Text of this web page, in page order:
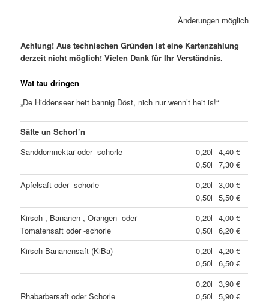
Änderungen möglich
Achtung! Aus technischen Gründen ist eine Kartenzahlung
derzeit nicht möglich! Vielen Dank für Ihr Verständnis.
Wat tau dringen
„De Hiddenseer hett bannig Döst, nich nur wenn’t heit is!“
Säfte un Schorl’n
Sanddornnektar oder -schorle
0,20l
0,50l
4,40 €
7,30 €
Apfelsaft oder -schorle
0,20l
0,50l
3,00 €
5,50 €
Kirsch-, Bananen-, Orangen- oder
Tomatensaft oder -schorle
0,20l
0,50l
4,00 €
6,20 €
Kirsch-Bananensaft (KiBa)
0,20l
0,50l
4,20 €
6,50 €
Rhabarbersaft oder Schorle
0,20l
0,50l
3,90 €
5,90 €